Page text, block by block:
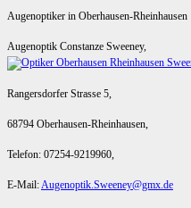
Augenoptiker in Oberhausen-Rheinhausen
Augenoptik Constanze Sweeney,
Rangersdorfer Strasse 5,
68794 Oberhausen-Rheinhausen,
Telefon: 07254-9219960,
E-Mail:Augenoptik.Sweeney@gmx.de